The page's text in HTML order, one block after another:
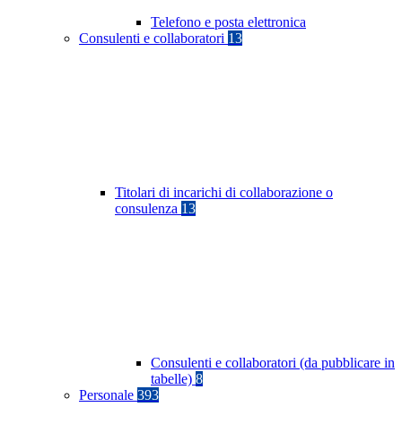
Telefono e posta elettronica
Consulenti e collaboratori 13
Titolari di incarichi di collaborazione o
consulenza 13
Consulenti e collaboratori (da pubblicare in
tabelle) 8
Personale 393